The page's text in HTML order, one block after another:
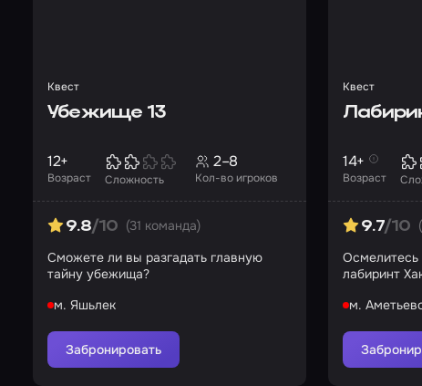
Квест
Убежище 13
Возраст
12+
Сложность Кол-во игроков
2–8
9.8/10 (31 команда)
Сможете ли вы разгадать главную
тайну убежища?
м. Яшьлек
Забронировать
Квест
Возраст
14+
9.7/10
Осмелитесь
лабиринт
м.